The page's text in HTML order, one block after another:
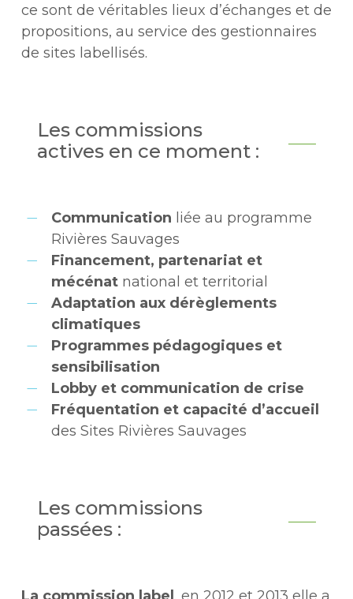
ce sont de véritables lieux d’échanges et de
propositions, au service des gestionnaires
de sites labellisés.
Les commissions
actives en ce moment :
Communication liée au programme
Rivières Sauvages
Financement, partenariat et
mécénatnational et territorial
Adaptation aux dérèglements
climatiques
Programmes pédagogiques et
sensibilisation
Lobby et communication de crise
Fréquentation et capacité d’accueil
des Sites Rivières Sauvages
Les commissions
passées :